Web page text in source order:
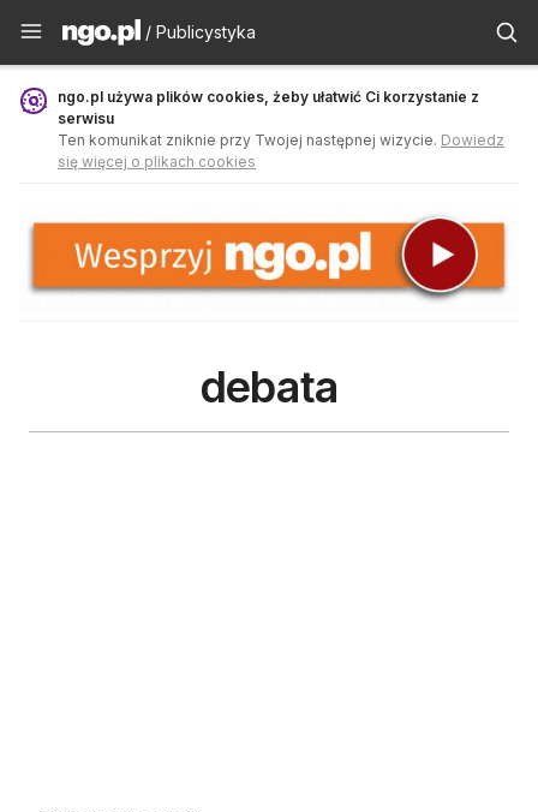
Publicystyka - ngo.pl
/ Publicystyka
ngo.pl używa plików cookies, żeby ułatwić Ci korzystanie z
serwisu
Ten komunikat zniknie przy Twojej następnej wizycie. Dowiedz
się więcej o plikach cookies
debata